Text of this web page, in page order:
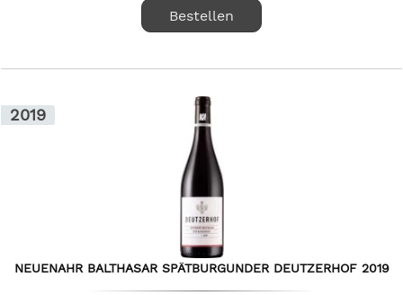
Bestellen
2019
NEUENAHR BALTHASAR SPÄTBURGUNDER DEUTZERHOF 2019